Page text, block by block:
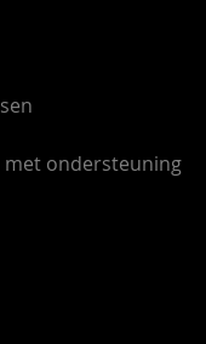
ondersteuning